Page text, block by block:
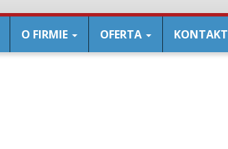
O FIRMIE OFERTA KONTAKT